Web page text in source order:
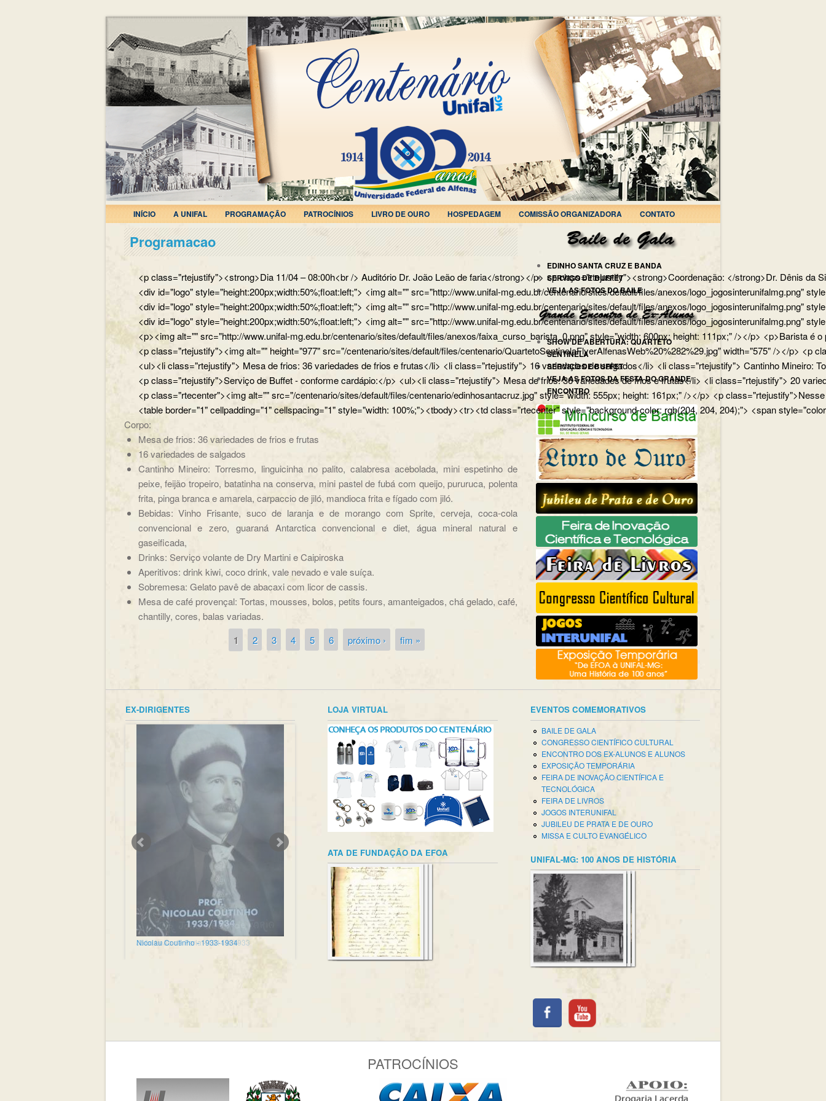
INÍCIO A UNIFAL PROGRAMAÇÃO PATROCÍNIOS LIVRO DE OURO HOSPEDAGEM COMISSÃO ORGANIZADORA CONTATO
Programacao
<p class="rtejustify"><strong>Dia 11/04 – 08:00h<br /> Auditório Dr. João Leão de faria</strong></p> <p class="rtejustify"><strong>Coordenação: </strong>Dr. Dênis
<div id="logo" style="height:200px;width:50%;float:left;"> <img alt="" src="http://www.unifal-mg.edu.br/centenario/sites/default/files/anexos/
<div id="logo" style="height:200px;width:50%;float:left;"> <img alt="" src="http://www.unifal-mg.edu.br/centenario/sites/default/files/anexos/
<div id="logo" style="height:200px;width:50%;float:left;"> <img alt="" src="http://www.unifal-mg.edu.br/centenario/sites/default/files/anexos/
<p><img alt="" src="http://www.unifal-mg.edu.br/centenario/sites/default/files/anexos/faixa_curso_barista_0.png" style="width: 600px; height: 111px;" /></p>
<p class="rtejustify"><img alt="" height="977" src="/centenario/sites/default/files/centenario/QuartetoSentinelaFlyerAlfenasWeb%20%282%29.jpg" width="575" /></p>
<ul><li class="rtejustify"> Mesa de frios: 36 variedades de frios e frutas</li> <li class="rtejustify"> 16 variedades de salgados</li> <li class="rtejustify"> Cantinho
<p class="rtejustify">Serviço de Buffet - conforme cardápio:</p> <ul><li class="rtejustify"> Mesa de frios: 36 variedades de frios e frutas</li> <li class="rtejustify"> 20
<p class="rtecenter"><img alt="" src="/centenario/sites/default/files/centenario/edinhosantacruz.jpg" style="width: 555px; height: 161px;" /></p> <p
<table border="1" cellpadding="1" cellspacing="1" style="width: 100%;"><tbody><tr><td class="rtecenter" style="background-color: rgb(204, 204, 204);"> <span
Corpo:
Mesa de frios: 36 variedades de frios e frutas
16 variedades de salgados
Cantinho Mineiro: Torresmo, linguicinha no palito, calabresa acebolada, mini espetinho de
peixe, feijão tropeiro, batatinha na conserva, mini pastel de fubá com queijo, pururuca, polenta
frita, pinga branca e amarela, carpaccio de jiló, mandioca frita e fígado com jiló.
Bebidas: Vinho Frisante, suco de laranja e de morango com Sprite, cerveja, coca-cola
convencional e zero, guaraná Antarctica convencional e diet, água mineral natural e
gaseificada,
Drinks: Serviço volante de Dry Martini e Caipiroska
Aperitivos: drink kiwi, coco drink, vale nevado e vale suíça.
Sobremesa: Gelato pavê de abacaxi com licor de cassis.
Mesa de café provençal: Tortas, mousses, bolos, petits fours, amanteigados, chá gelado, café,
chantilly, cores, balas variadas.
1 2 3 4 5 6 próximo › fim »
EDINHO SANTA CRUZ E BANDA
SERVIÇO DE BUFFET
VEJA AS FOTOS DO BAILE
SHOW DE ABERTURA: QUARTETO
SENTINELA
SERVIÇO DE BUFFET
VEJA AS FOTOS DA FESTA DO GRANDE
ENCONTRO
EX-DIRIGENTES
Nicolau Coutinho - 1933-1934
LOJA VIRTUAL
ATA DE FUNDAÇÃO DA EFOA
EVENTOS COMEMORATIVOS
BAILE DE GALA
CONGRESSO CIENTÍFICO CULTURAL
ENCONTRO DOS EX-ALUNOS E ALUNOS
EXPOSIÇÃO TEMPORÁRIA
FEIRA DE INOVAÇÃO CIENTÍFICA E
TECNOLÓGICA
FEIRA DE LIVROS
JOGOS INTERUNIFAL
JUBILEU DE PRATA E DE OURO
MISSA E CULTO EVANGÉLICO
UNIFAL-MG: 100 ANOS DE HISTÓRIA
PATROCÍNIOS